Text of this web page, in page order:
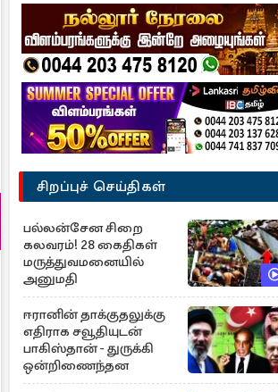
சிறப்புச் செய்திகள்
பல்லன்சேன சிறை
கலவரம்! 28 கைதிகள்
மருத்துவமனையில்
அனுமதி
ஈரானின் தாக்குதலுக்கு
எதிராக சவூதியுடன்
பாகிஸ்தான் - துருக்கி
ஒன்றிணைந்தன